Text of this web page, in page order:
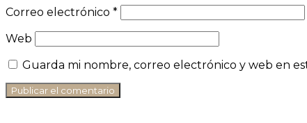
Correo electrónico *
Web
Guarda mi nombre, correo electrónico y web en